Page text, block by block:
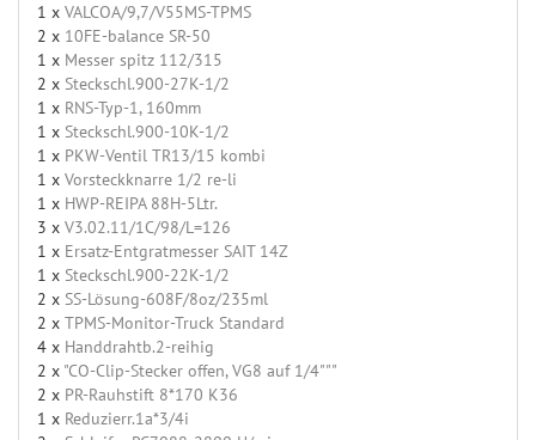
1 x VALCOA/9,7/V55MS-TPMS
2 x 10FE-balance SR-50
1 x Messer spitz 112/315
2 x Steckschl.900-27K-1/2
1 x RNS-Typ-1, 160mm
1 x Steckschl.900-10K-1/2
1 x PKW-Ventil TR13/15 kombi
1 x Vorsteckknarre 1/2 re-li
1 x HWP-REIPA 88H-5Ltr.
3 x V3.02.11/1C/98/L=126
1 x Ersatz-Entgratmesser SAIT 14Z
1 x Steckschl.900-22K-1/2
2 x SS-Lösung-608F/8oz/235ml
2 x TPMS-Monitor-Truck Standard
4 x Handdrahtb.2-reihig
2 x "CO-Clip-Stecker offen, VG8 auf 1/4"""
2 x PR-Rauhstift 8*170 K36
1 x Reduzierr.1a*3/4i